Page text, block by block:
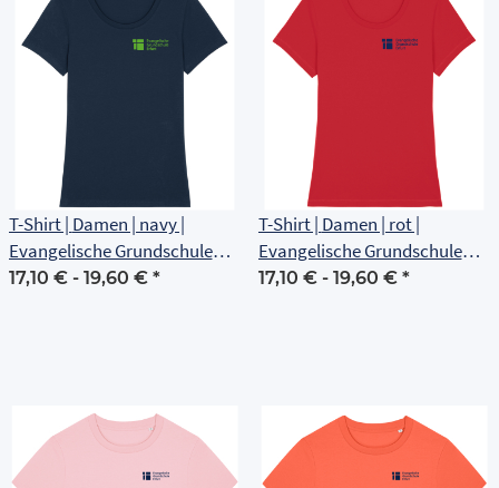
T-Shirt | Damen | navy |
Evangelische Grundschule
Erfurt
17,10 € - 19,60 € *
T-Shirt | Damen | rot |
Evangelische Grundschule
Erfurt
17,10 € - 19,60 € *